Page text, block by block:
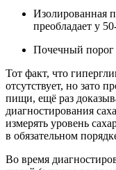
Изолированная
преобладает у
Почечный порог
Тот факт, что
отсутствует, но зато
пищи, ещё раз
диагностирования
измерять уровень
в обязательном
Во время